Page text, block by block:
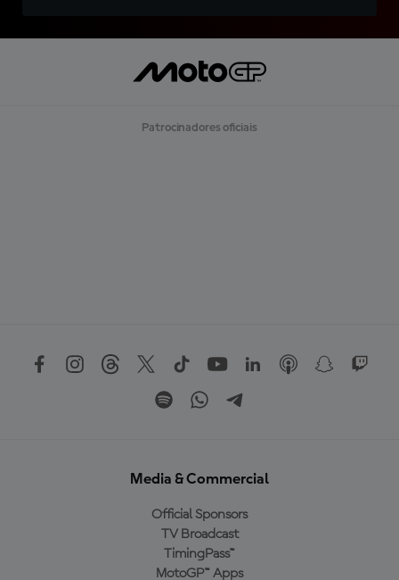
Patrocinadores oficiais
Media & Commercial
Official Sponsors
TV Broadcast
TimingPass™
MotoGP™ Apps